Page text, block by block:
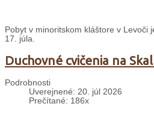
Pobyt v minoritskom kláštore v
17. júla.
Duchovné cvičenia na
Podrobnosti
Uverejnené: 20. júl 2026
Prečítané: 186x